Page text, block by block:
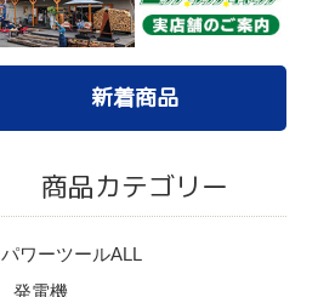
新着商品
商品カテゴリー
パワーツールALL
発電機